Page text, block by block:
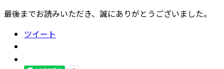
最後までお読みいただき、誠にありがとうございました。
ツイート